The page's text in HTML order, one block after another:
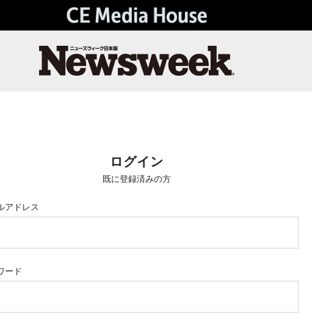
ログイン
既に登録済みの方
アドレス
ード